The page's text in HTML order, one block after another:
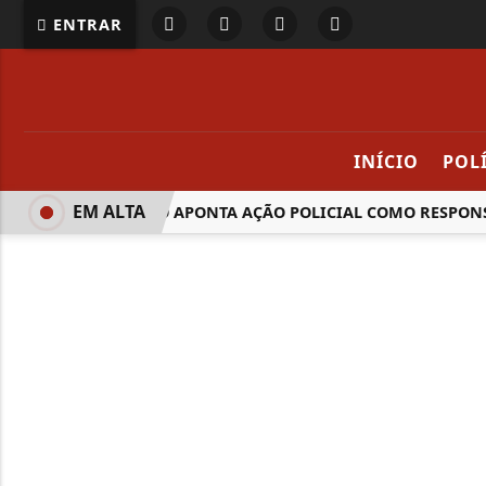
ENTRAR
INÍCIO
RELATÓRIO APONTA AÇÃO POLICIAL COMO
EM ALTA